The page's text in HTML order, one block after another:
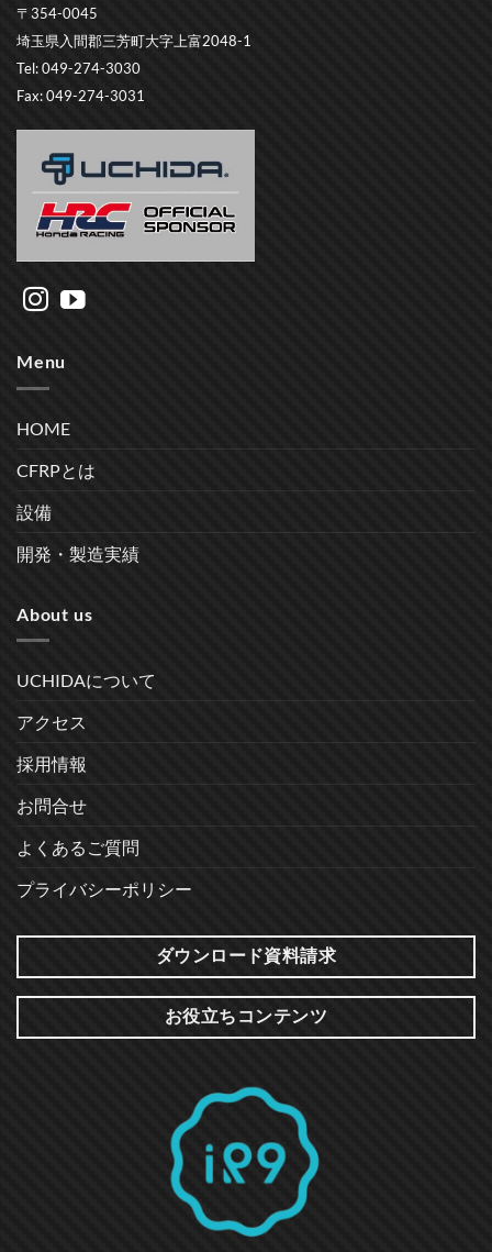
〒354-0045
埼玉県入間郡三芳町大字上富2048-1
Tel: 049-274-3030
Fax: 049-274-3031
Menu
HOME
CFRPとは
設備
開発・製造実績
About us
UCHIDAについて
アクセス
採用情報
お問合せ
よくあるご質問
プライバシーポリシー
ダウンロード資料請求
お役立ちコンテンツ